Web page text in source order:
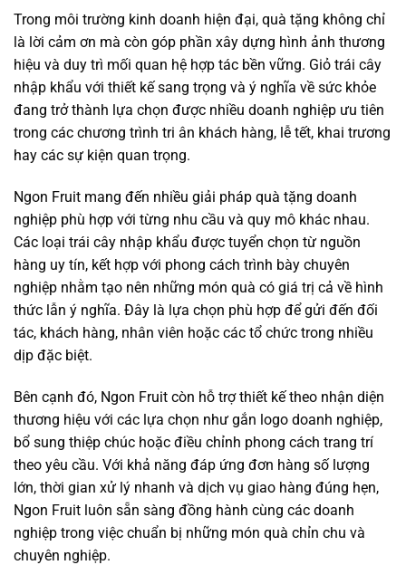
Trong môi trường kinh doanh hiện đại, quà tặng không chỉ
là lời cảm ơn mà còn góp phần xây dựng hình ảnh thương
hiệu và duy trì mối quan hệ hợp tác bền vững. Giỏ trái cây
nhập khẩu với thiết kế sang trọng và ý nghĩa về sức khỏe
đang trở thành lựa chọn được nhiều doanh nghiệp ưu tiên
trong các chương trình tri ân khách hàng, lễ tết, khai trương
hay các sự kiện quan trọng.
Ngon Fruit mang đến nhiều giải pháp quà tặng doanh
nghiệp phù hợp với từng nhu cầu và quy mô khác nhau.
Các loại trái cây nhập khẩu được tuyển chọn từ nguồn
hàng uy tín, kết hợp với phong cách trình bày chuyên
nghiệp nhằm tạo nên những món quà có giá trị cả về hình
thức lẫn ý nghĩa. Đây là lựa chọn phù hợp để gửi đến đối
tác, khách hàng, nhân viên hoặc các tổ chức trong nhiều
dịp đặc biệt.
Bên cạnh đó, Ngon Fruit còn hỗ trợ thiết kế theo nhận diện
thương hiệu với các lựa chọn như gắn logo doanh nghiệp,
bổ sung thiệp chúc hoặc điều chỉnh phong cách trang trí
theo yêu cầu. Với khả năng đáp ứng đơn hàng số lượng
lớn, thời gian xử lý nhanh và dịch vụ giao hàng đúng hẹn,
Ngon Fruit luôn sẵn sàng đồng hành cùng các doanh
nghiệp trong việc chuẩn bị những món quà chỉn chu và
chuyên nghiệp.